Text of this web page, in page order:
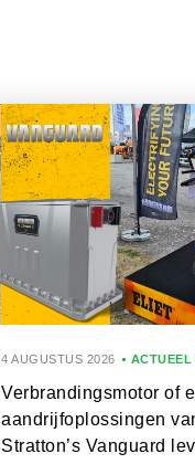
4 AUGUSTUS 2026 ACTUEEL
Verbrandingsmotor of
aandrijfoplossingen
Stratton’s Vanguard